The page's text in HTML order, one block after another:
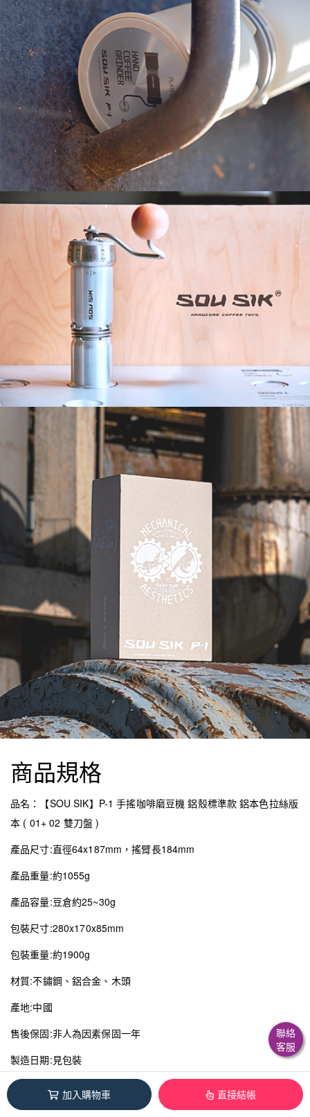
加入購物車 直接結帳
商品規格
品名：【SOU SIK】P-1 手搖咖啡磨豆機 鋁殼標準款 鋁本色拉絲版
本 ( 01+ 02 雙刀盤 )
產品尺寸:直徑64x187mm，搖臂長184mm
產品重量:約1055g
產品容量:豆倉約25~30g
包裝尺寸:280x170x85mm
包裝重量:約1900g
材質:不鏽鋼、鋁合金、木頭
產地:中國
售後保固:非人為因素保固一年
製造日期:見包裝
包裝內容物:手搖磨豆機x1、六角板手x1、替換膠圈x2、備用螺絲
x1、內磨心02x1、外磨心02x1、說明書
聯絡
客服